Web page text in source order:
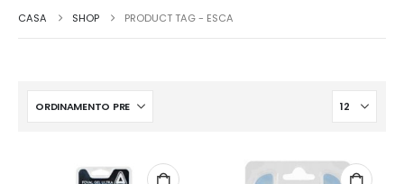
CASA SHOP PRODUCT TAG - ESCA